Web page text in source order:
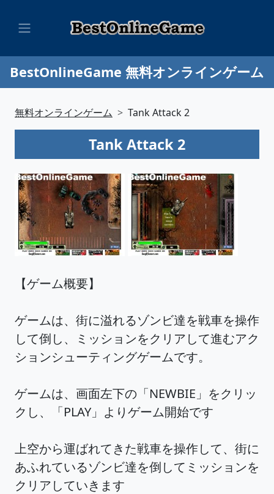
BestOnlineGame 無料オンラインゲーム
無料オンラインゲーム Tank Attack 2
Tank Attack 2
【ゲーム概要】
ゲームは、街に溢れるゾンビ達を戦車を操作
して倒し、ミッションをクリアして進むアク
ションシューティングゲームです。
ゲームは、画面左下の「NEWBIE」をクリッ
クし、「PLAY」よりゲーム開始です
上空から運ばれてきた戦車を操作して、街に
あふれているゾンビ達を倒してミッションを
クリアしていきます